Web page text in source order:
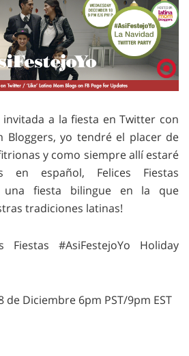
invitada a la fiesta en Twitter con
Bloggers, yo tendré el placer de
y como siempre allí estaré
en español, Felices Fiestas
una fiesta bilingue en la que
tradiciones latinas!
Fiestas #AsiFestejoYo Holiday
de Diciembre 6pm PST/9pm EST